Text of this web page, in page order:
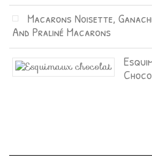
Macarons Noisette,
And Praliné Macarons